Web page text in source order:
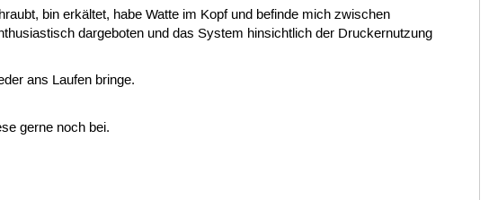
bin erkältet, habe Watte im Kopf und befinde mich zwischen
dargeboten und das System hinsichtlich der Druckernutzung
ans Laufen bringe.
gerne noch bei.